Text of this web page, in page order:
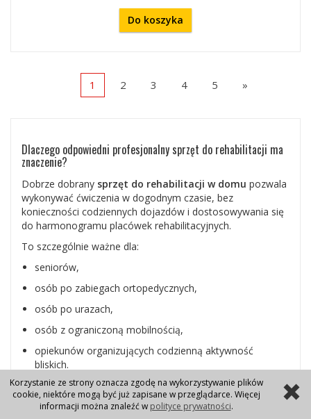
Do koszyka
1 2 3 4 5 »
Dlaczego odpowiedni profesjonalny sprzęt do rehabilitacji ma
znaczenie?
Dobrze dobrany sprzęt do rehabilitacji w domu pozwala
wykonywać ćwiczenia w dogodnym czasie, bez
konieczności codziennych dojazdów i dostosowywania się
do harmonogramu placówek rehabilitacyjnych.
To szczególnie ważne dla:
seniorów,
osób po zabiegach ortopedycznych,
osób po urazach,
osób z ograniczoną mobilnością,
opiekunów organizujących codzienną aktywność
bliskich.
Regularność jest jednym z najważniejszych elementów
procesu usprawniania. Dlatego coraz więcej osób decyduje
się na zakup sprzętu rehabilitacyjnego do własnego domu.
Korzystanie ze strony oznacza zgodę na wykorzystywanie plików
cookie, niektóre mogą być już zapisane w przeglądarce. Więcej
informacji można znaleźć w polityce prywatności.